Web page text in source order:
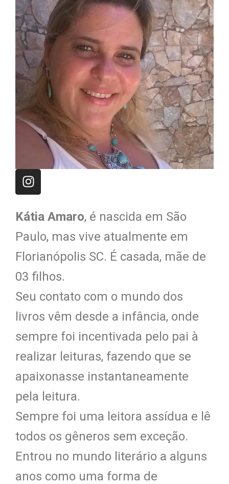
Kátia Amaro, é nascida em São
Paulo, mas vive atualmente em
Florianópolis SC. É casada, mãe de
03 filhos.
Seu contato com o mundo dos
livros vêm desde a infância, onde
sempre foi incentivada pelo pai à
realizar leituras, fazendo que se
apaixonasse instantaneamente
pela leitura.
Sempre foi uma leitora assídua e lê
todos os gêneros sem exceção.
Entrou no mundo literário a alguns
anos como uma forma de